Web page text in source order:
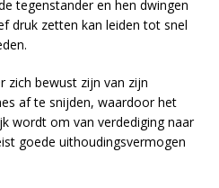
tegenstander en hen dwingen
druk zetten kan leiden tot snel
zich bewust zijn van zijn
af te snijden, waardoor het
wordt om van verdediging naar
goede uithoudingsvermogen